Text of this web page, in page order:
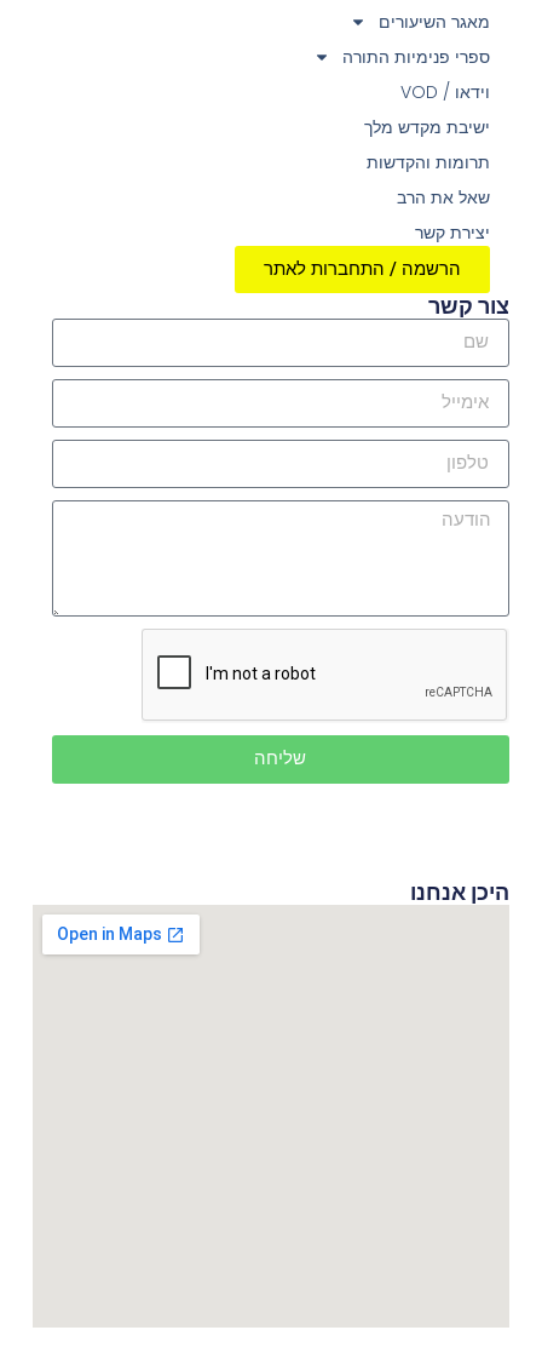
מאגר השיעורים
ספרי פנימיות התורה
וידאו / VOD
ישיבת מקדש מלך
תרומות והקדשות
שאל את הרב
יצירת קשר
הרשמה / התחברות לאתר
צור קשר
שליחה
היכן אנחנו